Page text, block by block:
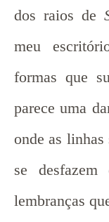
dos raios de
meu
formas que
parece uma
onde as
se
lembranças